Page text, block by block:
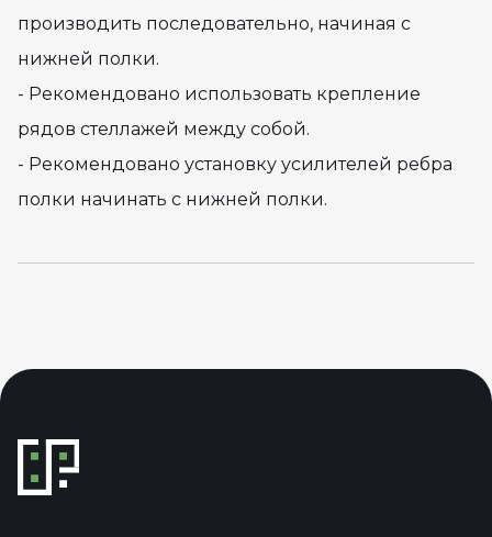
производить последовательно, начиная с
нижней полки.
- Рекомендовано использовать крепление
рядов стеллажей между собой.
- Рекомендовано установку усилителей ребра
полки начинать с нижней полки.